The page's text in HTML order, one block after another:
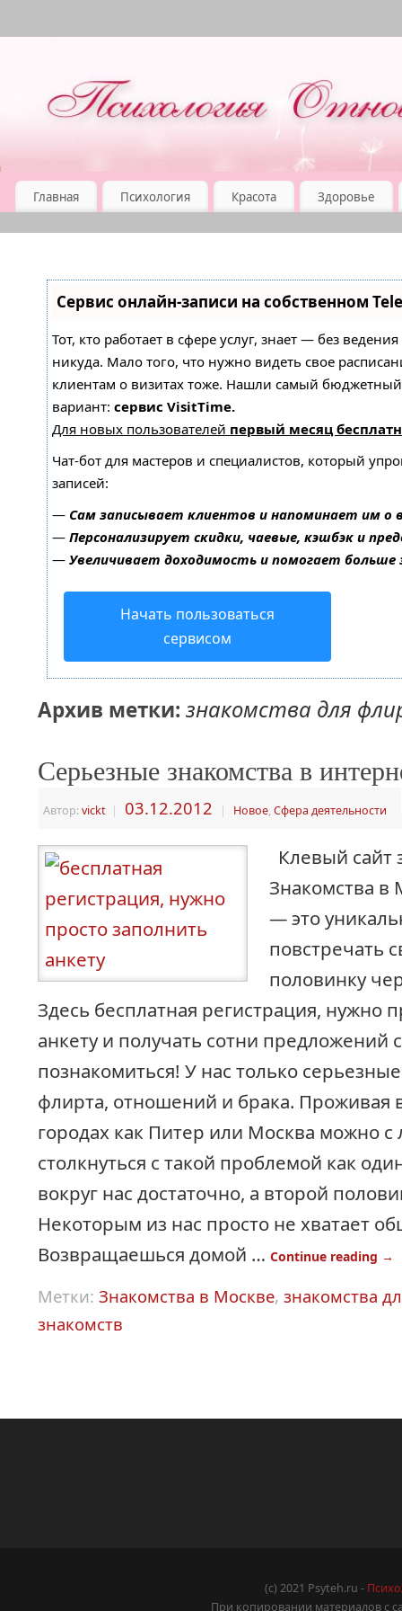
Главная Психология Красота Здоровье
Сервис онлайн-записи на собственном
Тот, кто работает в сфере услуг, знает — без
никуда. Мало того, что нужно видеть свое
клиентам о визитах тоже. Нашли самый
вариант: сервис VisitTime.
Для новых пользователей первый месяц
Чат-бот для мастеров и специалистов, который
записей:
— Сам записывает клиентов и напоминает им о
— Персонализирует скидки, чаевые, кэшбэк и
— Увеличивает доходимость и помогает
Начать пользоваться
сервисом
Архив метки: знакомства для
Серьезные знакомства в
Автор:vickt | 03.12.2012 | Новое, Сфера деятельности
Клевый сайт
Знакомства в
— это
повстречать
половинку
Здесь бесплатная регистрация, нужно
анкету и получать сотни предложений
познакомиться! У нас только
флирта, отношений и брака. Проживая
городах как Питер или Москва можно с
столкнуться с такой проблемой как
вокруг нас достаточно, а второй
Некоторым из нас просто не хватает
Возвращаешься домой … Continue reading →
Метки: Знакомства в Москве, знакомства
знакомств
(c) 2021 Psyteh.ru -
При копировании материалов с